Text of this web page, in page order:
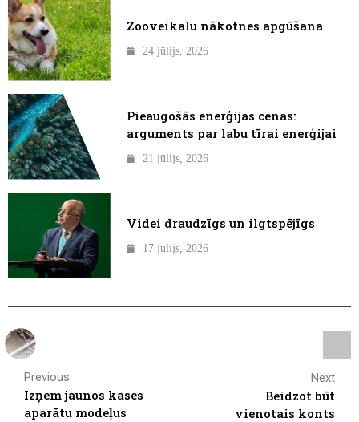
Zooveikalu nākotnes apgūšana
24 jūlijs, 2026
Pieaugošās enerģijas cenas:
arguments par labu tīrai enerģijai
21 jūlijs, 2026
Videi draudzīgs un ilgtspējīgs
17 jūlijs, 2026
Previous
Izņem jaunos kases
aparātu modeļus
Next
Beidzot būt
vienotais konts